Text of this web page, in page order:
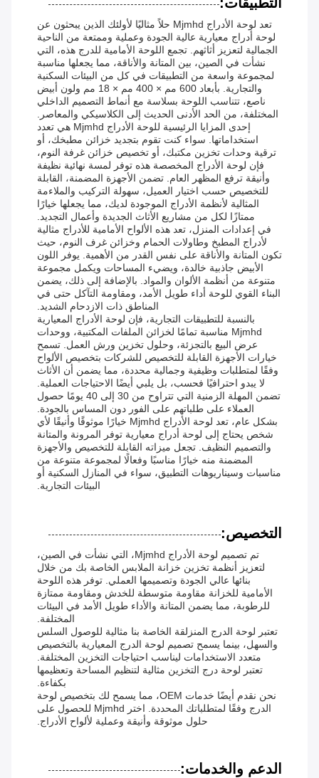
التطبيقات:
تعد لوحة الأدراج Mjmhd حلاً مثاليًا لأولئك الذين يبحثون عن
لوحة أدراج معيارية عالية الجودة وعملية وممتعة من الناحية
الجمالية لتعزيز أثاثهم. تجمع اللوحة الأمامية للدرج هذه، التي
نشأت في الصين، بين المتانة والأناقة، مما يجعلها مناسبة
لمجموعة واسعة من التطبيقات في كل من البيئات السكنية
والتجارية. بأبعاد 600 مم × 400 مم × 18 مم ولون أبيض
ناصع، تتناسب اللوحة بسلاسة مع أنماط التصميم الداخلي
المختلفة، من الحد الأدنى الحديث إلى الكلاسيكي والمعاصر.
إحدى المزايا الرئيسية للوحة الأدراج Mjmhd هي تعدد
استخداماتها. سواء كنت تقوم بتجديد خزائن مطبخك، أو
ترقية وحدات تخزين مكتبك، أو تخصيص خزائن غرفة النوم،
فإن لوحة الأدراج المخصصة هذه توفر لمسة نهائية نظيفة
وأنيقة ترفع المظهر العام. تضمن الأجهزة المضمنة، القابلة
للتخصيص حسب اختيار العميل، سهولة التركيب والملاءمة
المثالية لأنظمة الأدراج الموجودة لديك، مما يجعلها خيارًا
ممتازًا لكل من مشاريع الأثاث الجديدة وأعمال التجديد.
في إعدادات المنزل، تعد هذه الألواح الأمامية للأدراج مثالية
لأدراج المطبخ وطاولات الحمام وخزائن غرف النوم، حيث
تكون المتانة والأناقة على نفس القدر من الأهمية. يوفر اللون
الأبيض جاذبية خالدة، ويضيء المساحات ويكمل مجموعة
متنوعة من أنظمة الألوان والمواد. بالإضافة إلى ذلك، يضمن
البناء القوي للوحة أداء طويل الأمد، ومقاومة التآكل حتى في
المناطق ذات الازدحام الشديد.
بالنسبة للتطبيقات التجارية، فإن لوحة الأدراج المعيارية
Mjmhd مناسبة تمامًا لخزائن الملفات المكتبية، ووحدات
عرض البيع بالتجزئة، وحلول تخزين ورش العمل. تسمح
خيارات الأجهزة القابلة للتخصيص للشركات بتخصيص الألواح
وفقًا لمتطلبات وظيفية وجمالية محددة، مما يضمن أن الأثاث
لا يبدو احترافيًا فحسب، بل يلبي أيضًا الاحتياجات العملية.
تضمن المهلة الزمنية التي تتراوح من 30 إلى 40 يومًا حصول
العملاء على طلباتهم على الفور دون المساس بالجودة.
بشكل عام، تعد لوحة الأدراج Mjmhd خيارًا موثوقًا وأنيقًا لأي
شخص يحتاج إلى لوحة أدراج معيارية توفر المرونة والمتانة
والتصميم النظيف. تجعل ميزاته القابلة للتخصيص والأجهزة
المضمنة منه خيارًا مناسبًا وفعالًا لمجموعة متنوعة من
مناسبات وسيناريوهات التطبيق، سواء في المنازل السكنية أو
البيئات التجارية.
التخصيص:
تم تصميم لوحة الأدراج Mjmhd، التي نشأت في الصين،
لتعزيز أنظمة تخزين خزانة الملابس الخاصة بك من خلال
بنائها عالي الجودة وتصميمها العملي. توفر هذه اللوحة
الأمامية للخزانة مقاومة متوسطة للخدش ومقاومة ممتازة
للرطوبة، مما يضمن المتانة والأداء طويل الأمد في البيئات
المختلفة.
تعتبر لوحة الدرج المنزلقة الخاصة بنا مثالية للوصول السلس
والسهل، بينما يسمح تصميم لوحة الدرج المعيارية بالتخصيص
متعدد الاستخدامات ليناسب احتياجات التخزين المختلفة.
تعتبر لوحة درج التخزين مثالية لتنظيم المساحة وتعظيمها
بكفاءة.
نحن نقدم أيضًا خدمات OEM، مما يسمح لك بتخصيص لوحة
الدرج وفقًا لمتطلباتك المحددة. اختر Mjmhd للحصول على
حلول موثوقة وأنيقة وعملية لألواح الأدراج.
الدعم والخدمات: